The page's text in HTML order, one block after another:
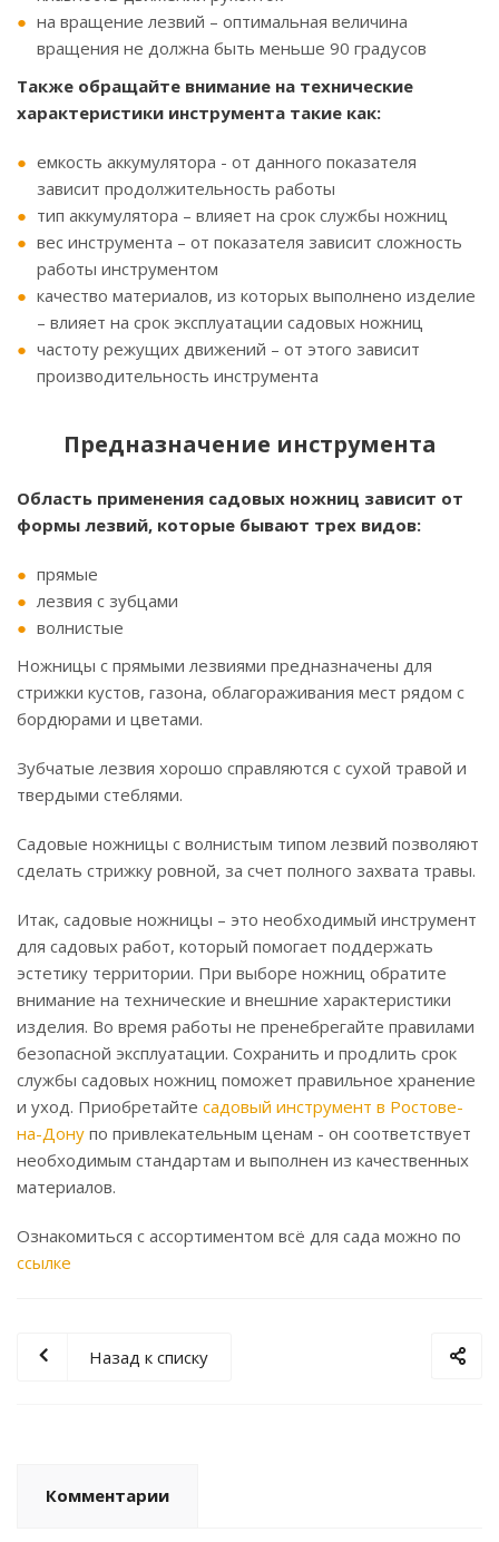
на вращение лезвий – оптимальная величина
вращения не должна быть меньше 90 градусов
Также обращайте внимание на технические
характеристики инструмента такие как:
емкость аккумулятора - от данного показателя
зависит продолжительность работы
тип аккумулятора – влияет на срок службы ножниц
вес инструмента – от показателя зависит сложность
работы инструментом
качество материалов, из которых выполнено изделие
– влияет на срок эксплуатации садовых ножниц
частоту режущих движений – от этого зависит
производительность инструмента
Предназначение инструмента
Область применения садовых ножниц зависит от
формы лезвий, которые бывают трех видов:
прямые
лезвия с зубцами
волнистые
Ножницы с прямыми лезвиями предназначены для
стрижки кустов, газона, облагораживания мест рядом с
бордюрами и цветами.
Зубчатые лезвия хорошо справляются с сухой травой и
твердыми стеблями.
Садовые ножницы с волнистым типом лезвий позволяют
сделать стрижку ровной, за счет полного захвата травы.
Итак, садовые ножницы – это необходимый инструмент
для садовых работ, который помогает поддержать
эстетику территории. При выборе ножниц обратите
внимание на технические и внешние характеристики
изделия. Во время работы не пренебрегайте правилами
безопасной эксплуатации. Сохранить и продлить срок
службы садовых ножниц поможет правильное хранение
и уход. Приобретайте садовый инструмент в Ростове-
на-Дону по привлекательным ценам - он соответствует
необходимым стандартам и выполнен из качественных
материалов.
Ознакомиться с ассортиментом всё для сада можно по
ссылке
Назад к списку
Комментарии